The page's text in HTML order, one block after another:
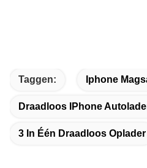
Taggen: Iphone
Draadloos IPhone
3 In Één Draadloos Oplader